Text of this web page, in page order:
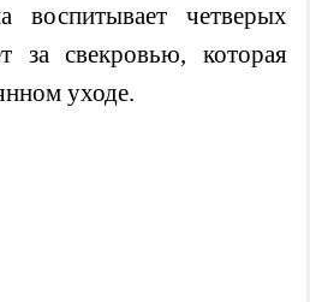
воспитывает четверых
за свекровью, которая
уходе.